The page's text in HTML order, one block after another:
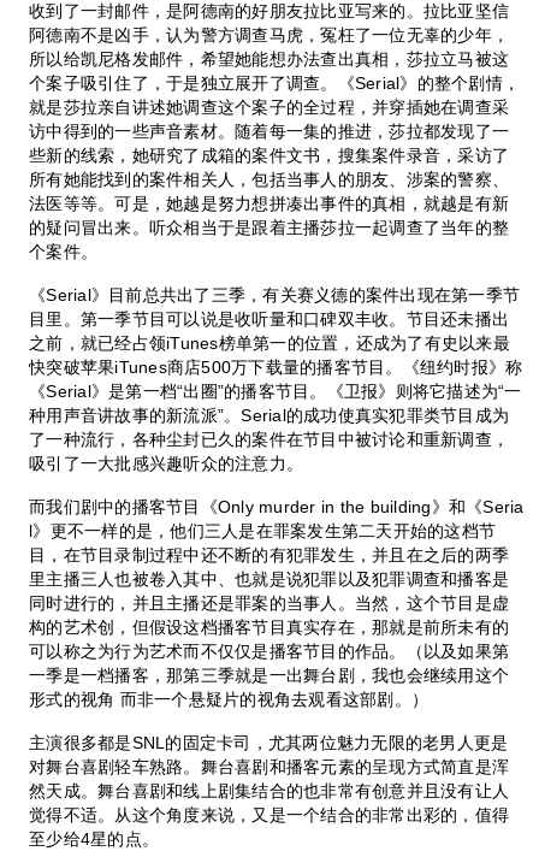
收到了一封邮件，是阿德南的好朋友拉比亚写来的。拉比亚坚信
阿德南不是凶手，认为警方调查马虎，冤枉了一位无辜的少年，
所以给凯尼格发邮件，希望她能想办法查出真相，莎拉立马被这
个案子吸引住了，于是独立展开了调查。《Serial》的整个剧情，
就是莎拉亲自讲述她调查这个案子的全过程，并穿插她在调查采
访中得到的一些声音素材。随着每一集的推进，莎拉都发现了一
些新的线索，她研究了成箱的案件文书，搜集案件录音，采访了
所有她能找到的案件相关人，包括当事人的朋友、涉案的警察、
法医等等。可是，她越是努力想拼凑出事件的真相，就越是有新
的疑问冒出来。听众相当于是跟着主播莎拉一起调查了当年的整
个案件。
《Serial》目前总共出了三季，有关赛义德的案件出现在第一季节
目里。第一季节目可以说是收听量和口碑双丰收。节目还未播出
之前，就已经占领iTunes榜单第一的位置，还成为了有史以来最
快突破苹果iTunes商店500万下载量的播客节目。《纽约时报》称
《Serial》是第一档“出圈”的播客节目。《卫报》则将它描述为“一
种用声音讲故事的新流派”。Serial的成功使真实犯罪类节目成为
了一种流行，各种尘封已久的案件在节目中被讨论和重新调查，
吸引了一大批感兴趣听众的注意力。
而我们剧中的播客节目《Only murder in the building》和《Seria
l》更不一样的是，他们三人是在罪案发生第二天开始的这档节
目，在节目录制过程中还不断的有犯罪发生，并且在之后的两季
里主播三人也被卷入其中、也就是说犯罪以及犯罪调查和播客是
同时进行的，并且主播还是罪案的当事人。当然，这个节目是虚
构的艺术创，但假设这档播客节目真实存在，那就是前所未有的
可以称之为行为艺术而不仅仅是播客节目的作品。（以及如果第
一季是一档播客，那第三季就是一出舞台剧，我也会继续用这个
形式的视角 而非一个悬疑片的视角去观看这部剧。）
主演很多都是SNL的固定卡司，尤其两位魅力无限的老男人更是
对舞台喜剧轻车熟路。舞台喜剧和播客元素的呈现方式简直是浑
然天成。舞台喜剧和线上剧集结合的也非常有创意并且没有让人
觉得不适。从这个角度来说，又是一个结合的非常出彩的，值得
至少给4星的点。